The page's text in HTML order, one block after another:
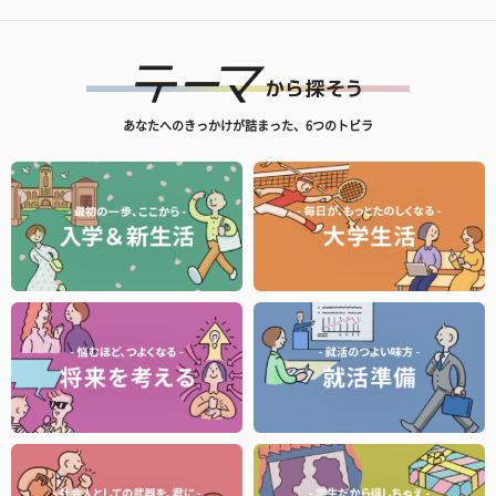
あなたへのきっかけが詰まった、6つのトビラ